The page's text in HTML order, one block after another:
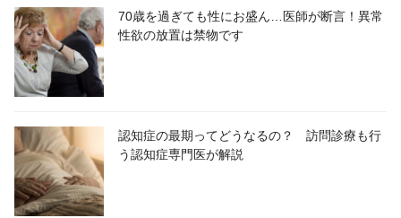
70歳を過ぎても性にお盛ん…医師が断言！異常
性欲の放置は禁物です
認知症の最期ってどうなるの？ 訪問診療も行
う認知症専門医が解説